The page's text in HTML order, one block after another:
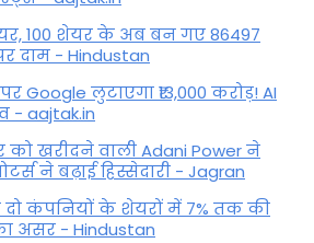
100 शेयर के अब बन गए 86497
दाम - Hindustan
Google लुटाएगा ₹13,000 करोड़! AI
- aajtak.in
को खरीदने वाली Adani Power ने
ने बढ़ाई हिस्सेदारी - Jagran
दो कंपनियों के शेयरों में 7% तक की
असर - Hindustan